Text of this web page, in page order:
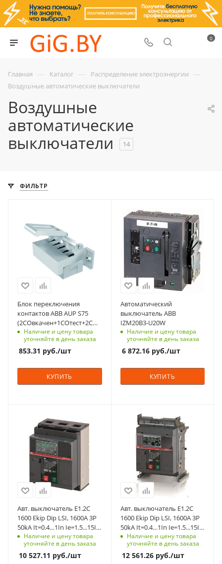
0
Главная — Каталог — Распределение электроэнергии —
Воздушные автоматические выключатели
Воздушные
автоматические
выключатели
14
ФИЛЬТР
заказ
8-10 недель
Блок переключения
контактов ABB AUP S75
(2COвкачен+1COтест+2COвыкачен)
положения выкатного
E2.2…E6.2, 3A-400VAC 0.15A-
250VDC для корзины к-т№1
Наличие и цену товара
уточняйте в день заказа
853.31 руб./шт
КУПИТЬ
Ток, А
Количество полюсов
Отключающая
способность, kA
50
IP20
Исполнение
выкатное
Серия
Автоматический
выключатель ABB
IZM20B3-U20W
Наличие и цену товара
уточняйте в день заказа
6 872.16руб./шт
КУПИТЬ
Номинальный ток, A
Количество полюсов
Отключающая
способность, kA
50
фронт - IP20, с
фланцем на дверь
- IP30
Срок поставки под
заказ
Авт. выключатель E1.2C
1600 Ekip Dip LSI, 1600A 3P
50kA It=0.4…1In Ie=1.5...15In
стационарный переднее F-
подключение селективный
Наличие и цену товара
уточняйте в день заказа
10 527.11 руб./шт
Номинальный ток, A
Количество полюсов
Отключающая
способность, kA
50
фронт - IP20, с
фланцем на дверь
- IP30
Срок поставки под
заказ
Авт. выключатель E1.2C
1600 Ekip Dip LSI, 1600A 3P
50kA It=0.4…1In Ie=1.5...15In
выкатной без корзины
селективный
Наличие и цену товара
уточняйте в день заказа
12 561.26руб./шт